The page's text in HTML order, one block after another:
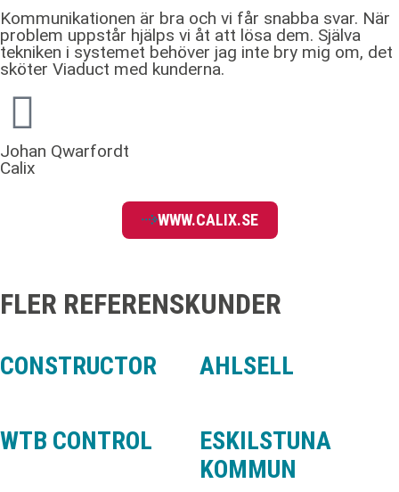
Kommunikationen är bra och vi får snabba svar. När
problem uppstår hjälps vi åt att lösa dem. Själva
tekniken i systemet behöver jag inte bry mig om, det
sköter Viaduct med kunderna.
Johan Qwarfordt
Calix
WWW.CALIX.SE
FLER REFERENSKUNDER
CONSTRUCTOR AHLSELL
WTB CONTROL
ESKILSTUNA
KOMMUN